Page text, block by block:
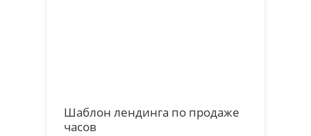
Шаблон лендинга по продаже
часов